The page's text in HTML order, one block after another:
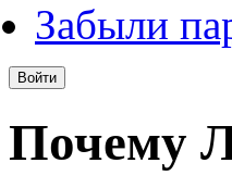
Забыли
Почему